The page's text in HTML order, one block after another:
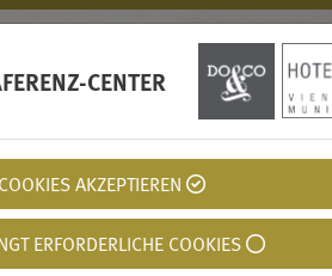
Gastgeber und ein
FC Bayern World.
CENTER
AKZEPTIEREN
ERFORDERLICHE COOKIES